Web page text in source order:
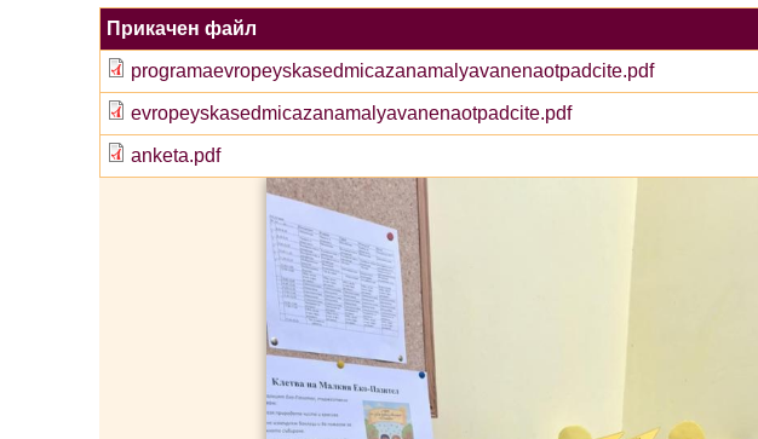
Прикачен файл
programaevropeyskasedmicazanamalyavanenaotpadcite.pdf
evropeyskasedmicazanamalyavanenaotpadcite.pdf
anketa.pdf